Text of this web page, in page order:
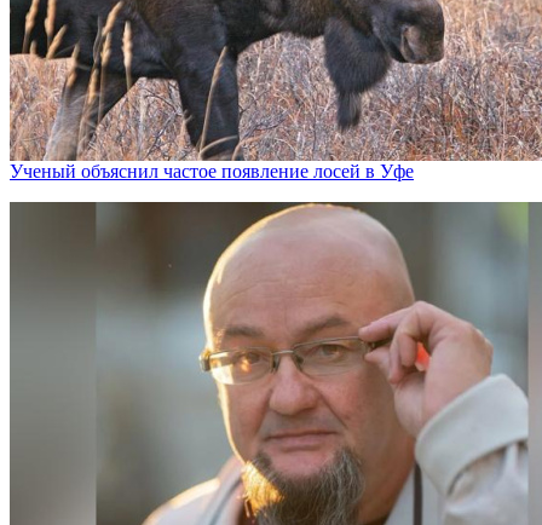
Ученый объяснил частое появление лосей в Уфе